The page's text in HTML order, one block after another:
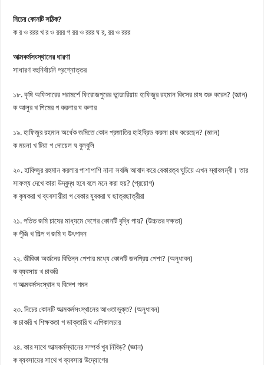
নিচের কোনটি সঠিক?
ক র ও ররর খ র ও ররর গ রর ও ররর ঘ র, রর ও ররর
আত্মকর্মসংস্থানের ধারণা
সাধারণ বহুনির্বাচনি প্রশ্নোত্তর
১৮. কৃষি অফিসারের পরামর্শে ফিরোজপুরের ভান্ডারিয়ায় হাফিজুর রহমান কিসের চাষ শুরু করেন? (জ্ঞান)
ক আলুর খ শিমের গ করলার ঘ কলার
১৯. হাফিজুর রহমান অর্ধেক জমিতে কোন প্রজাতির হাইব্রিড করলা চাষ করেছেন? (জ্ঞান)
ক ময়না খ টিয়া গ দোয়েল ঘ বুলবুলি
২০. হাফিজুর রহমান করলার পাশাপাশি নানা সবজি আবাদ করে বেকারত্ব ঘুচিয়ে এখন স্বাবলম্বী। তার
সাফল্য দেখে কারা উদ্বুদ্ধ হবে বলে মনে করা হয়? (প্রয়োগ)
ক কৃষকরা খ ব্যবসায়ীরা গ বেকার যুবকরা ঘ ছাত্রছাত্রীরা
২১. পতিত জমি চাষের মাধ্যমে দেশের কোনটি বৃদ্ধি পায়? (উচ্চতর দক্ষতা)
ক পুঁজি খ শিল্প গ জমি ঘ উৎপাদন
২২. জীবিকা অর্জনের বিভিন্ন পেশার মধ্যে কোনটি জনপ্রিয় পেশা? (অনুধাবন)
ক ব্যবসায় খ চাকরি
গ আত্মকর্মসংস্থান ঘ বিদেশ গমন
২৩. নিচের কোনটি আত্মকর্মসংস্থানের আওতাভুক্ত? (অনুধাবন)
ক চাকরি খ শিক্ষকতা গ ডাক্তারি ঘ এপিকালচার
২৪. কার সাথে আত্মকর্মস্থানের সম্পর্ক খুব নিবিড়? (জ্ঞান)
ক ব্যবসায়ের সাথে খ ব্যবসায় উদ্যোগের